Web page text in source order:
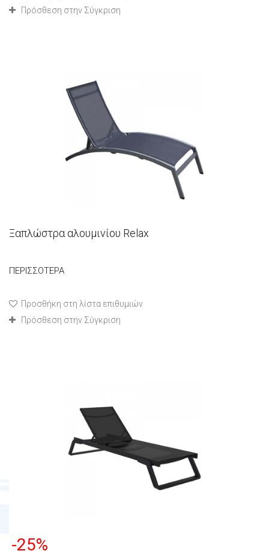
Πρόσθεση στην Σύγκριση
Ξαπλώστρα αλουμινίου Relax
ΠΕΡΙΣΣΌΤΕΡΑ
Προσθήκη στη λίστα επιθυμιών
Πρόσθεση στην Σύγκριση
-25%